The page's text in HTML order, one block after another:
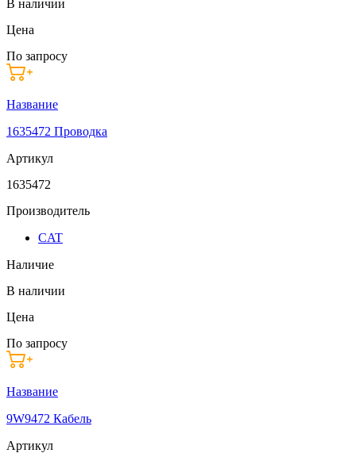
В наличии
Цена
По запросу
Название
1635472 Проводка
Артикул
1635472
Производитель
CAT
Наличие
В наличии
Цена
По запросу
Название
9W9472 Кабель
Артикул